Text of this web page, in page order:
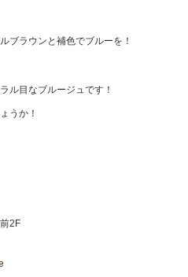
ブラウンと補色でブルーを！
ル目なブルージュです！
うか！
2F